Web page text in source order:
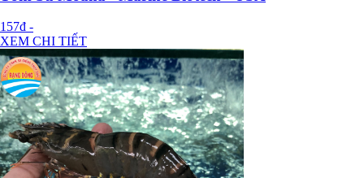
157đ -
XEM CHI TIẾT